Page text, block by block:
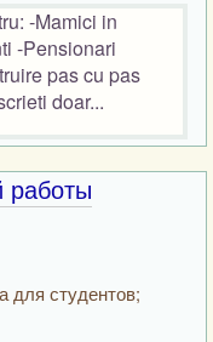
-Mamici in
-Pensionari
pas cu pas
doar...
работы
для студентов;